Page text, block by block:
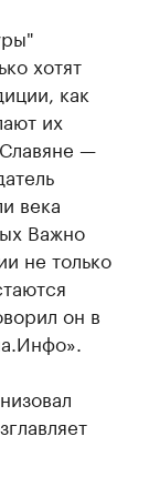
хотят
как
их
—
века
Важно
не только
он в